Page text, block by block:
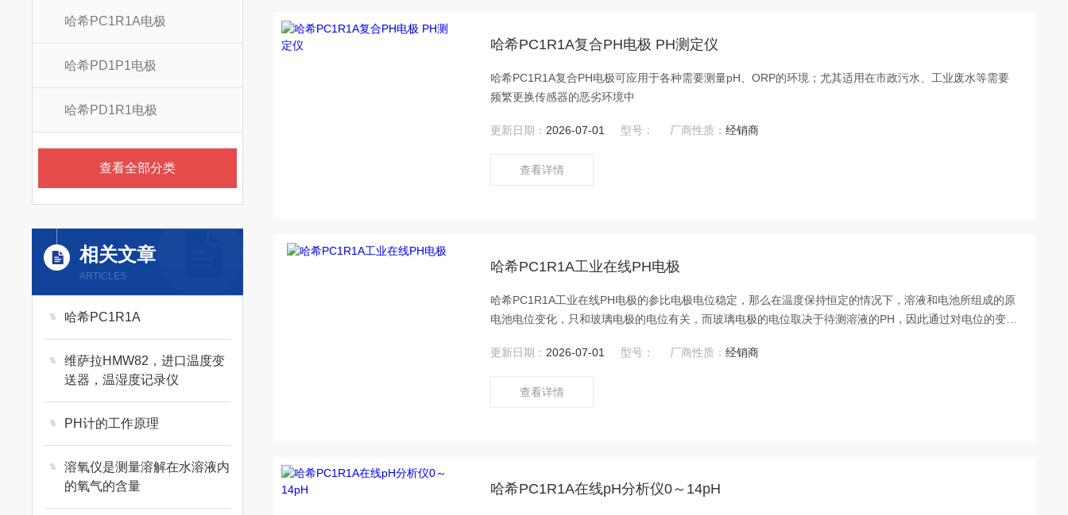
哈希PC1R1A电极
哈希PD1P1电极
哈希PD1R1电极
查看全部分类
相关文章
ARTICLES
哈希PC1R1A
维萨拉HMW82，进口温度变
送器，温湿度记录仪
PH计的工作原理
溶氧仪是测量溶解在水溶液内
的氧气的含量
哈希PC1R1A复合PH电极 PH测定仪
哈希PC1R1A复合PH电极可应用于各种需要测量pH、ORP的环境；尤其适用在市政污水、工业废水等需要
频繁更换传感器的恶劣环境中
更新日期： 2026-07-01 型号： 厂商性质：经销商
查看详情
哈希PC1R1A工业在线PH电极
哈希PC1R1A工业在线PH电极的参比电极电位稳定，那么在温度保持恒定的情况下，溶液和电池所组成的原
电池电位变化，只和玻璃电极的电位有关，而玻璃电极的电位取决于待测溶液的PH，因此通过对电位的变化
更新日期： 2026-07-01 型号： 厂商性质：经销商
查看详情
哈希PC1R1A在线pH分析仪0～14pH